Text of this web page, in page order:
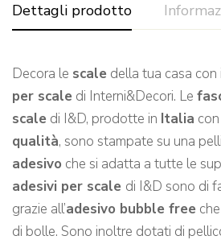
Dettagli prodotto
Decora le scale della tua casa con
per scale di Interni&Decori. Le
scale di I&D, prodotte in Italia
qualità, sono stampate su una
adesivo che si adatta a tutte le
adesivi per scale di I&D sono di
grazie all’adesivo bubble free
di bolle. Sono inoltre dotati di